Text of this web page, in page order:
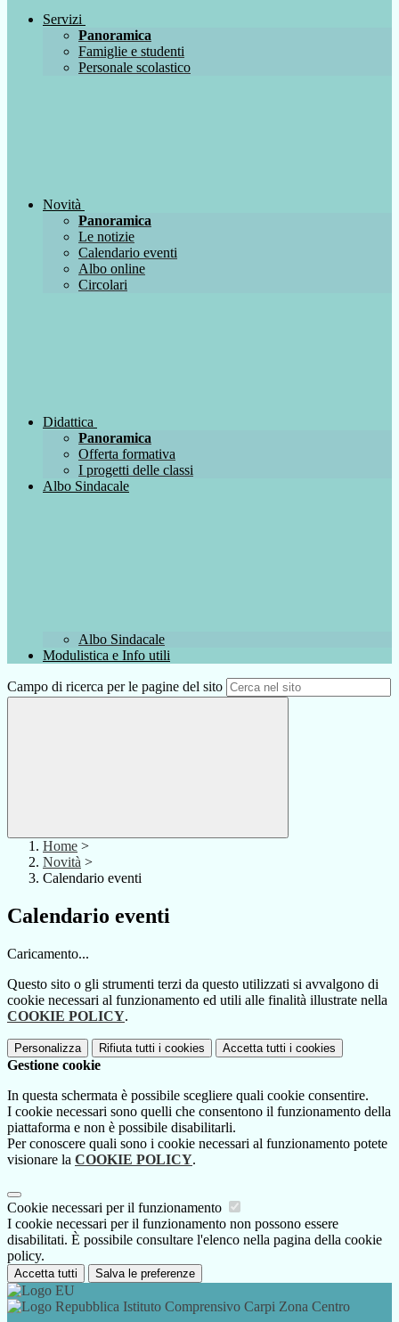
Servizi
Panoramica
Famiglie e studenti
Personale scolastico
Novità
Panoramica
Le notizie
Calendario eventi
Albo online
Circolari
Didattica
Panoramica
Offerta formativa
I progetti delle classi
Albo Sindacale
Albo Sindacale
Modulistica e Info utili
Campo di ricerca per le pagine del sito
Home >
Novità >
Calendario eventi
Calendario eventi
Caricamento...
Questo sito o gli strumenti terzi da questo utilizzati si avvalgono di
cookie necessari al funzionamento ed utili alle finalità illustrate nella
COOKIE POLICY.
Personalizza Rifiuta tutti i cookies Accetta tutti i cookies
Gestione cookie
In questa schermata è possibile scegliere quali cookie consentire.
I cookie necessari sono quelli che consentono il funzionamento della
piattaforma e non è possibile disabilitarli.
Per conoscere quali sono i cookie necessari al funzionamento potete
visionare la COOKIE POLICY.
Cookie necessari per il funzionamento
I cookie necessari per il funzionamento non possono essere
disabilitati. È possibile consultare l'elenco nella pagina della cookie
policy.
Accetta tutti Salva le preferenze
Istituto Comprensivo Carpi Zona Centro